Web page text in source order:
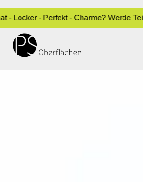
- Charme? Werde Teil von